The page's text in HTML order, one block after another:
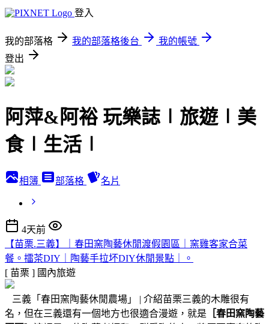
登入
我的部落格 我的部落格後台
我的帳號
登出
阿萍&阿裕 玩樂誌∣旅遊∣美
食∣生活∣
相簿 部落格 名片
4天前
【苗栗.三義】｜春田窯陶藝休閒渡假園區｜窯雞客家合菜
餐。擂茶DIY｜陶藝手拉坏DIY休閒景點｜。
[ 苗栗 ] 國內旅遊
三義「春田窯陶藝休閒農場」 | 介紹苗栗三義的木雕很有
名，但在三義還有一個地方也很適合漫遊，就是 ［春田窯陶藝